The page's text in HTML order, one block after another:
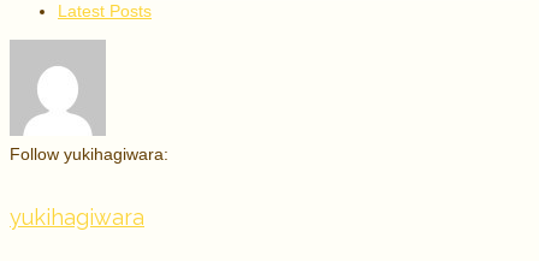
Latest Posts
Follow yukihagiwara:
yukihagiwara